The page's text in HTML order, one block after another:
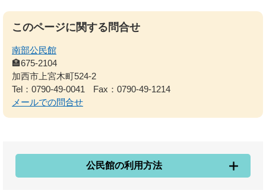
このページに関する問合せ
南部公民館
🏣675-2104
加西市上宮木町524-2
Tel：0790-49-0041
Fax：0790-49-1214
メールでの問合せ
公民館の利用方法